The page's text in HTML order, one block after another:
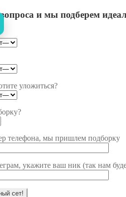
и мы подберем
уложиться?
телефона, мы пришлем подборку
укажите ваш ник (так нам